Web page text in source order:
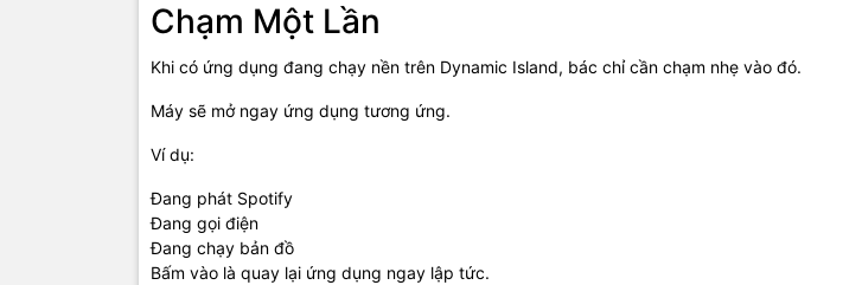
Chạm Một Lần
Khi có ứng dụng đang chạy nền trên Dynamic Island, bác chỉ cần chạm nhẹ vào đó.
Máy sẽ mở ngay ứng dụng tương ứng.
Ví dụ:
Đang phát Spotify
Đang gọi điện
Đang chạy bản đồ
Bấm vào là quay lại ứng dụng ngay lập tức.